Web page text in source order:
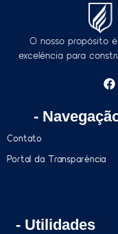
O nosso propósito
excelência para
-
Contato
Portal da Transparência
- Utilidades